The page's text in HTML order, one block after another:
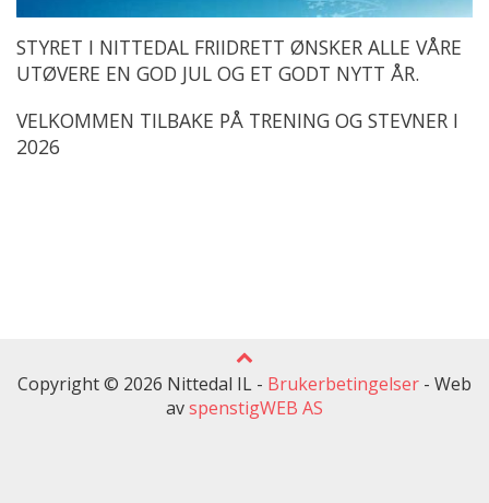
STYRET I NITTEDAL FRIIDRETT ØNSKER ALLE VÅRE
UTØVERE EN GOD JUL OG ET GODT NYTT ÅR.
VELKOMMEN TILBAKE PÅ TRENING OG STEVNER I
2026
Copyright © 2026 Nittedal IL - Brukerbetingelser - Web
avspenstigWEB AS